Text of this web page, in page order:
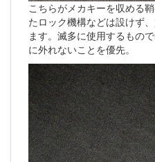
こちらがメカキーを収める
たロック機構などは設けず
ます。滅多に使用するもの
に外れないことを優先。